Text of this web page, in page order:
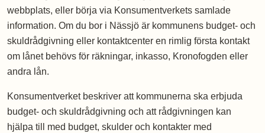
webbplats, eller börja via Konsumentverkets samlade
information. Om du bor i Nässjö är kommunens budget- och
skuldrådgivning eller kontaktcenter en rimlig första kontakt
om lånet behövs för räkningar, inkasso, Kronofogden eller
andra lån.
Konsumentverket beskriver att kommunerna ska erbjuda
budget- och skuldrådgivning och att rådgivningen kan
hjälpa till med budget, skulder och kontakter med